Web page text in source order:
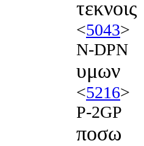
τεκνοις
<5043>
N-DPN
υμων
<5216>
P-2GP
ποσω